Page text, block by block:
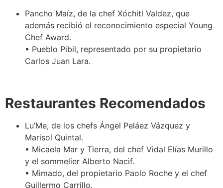
Pancho Maíz, de la chef Xóchitl Valdez, que
además recibió el reconocimiento especial Young
Chef Award.
• Pueblo Pibil, representado por su propietario
Carlos Juan Lara.
Restaurantes Recomendados
Lu’Me, de los chefs Ángel Peláez Vázquez y
Marisol Quintal.
• Micaela Mar y Tierra, del chef Vidal Elías Murillo
y el sommelier Alberto Nacif.
• Mimado, del propietario Paolo Roche y el chef
Guillermo Carrillo.